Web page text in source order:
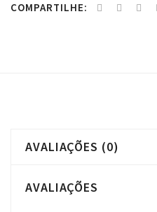
COMPARTILHE:
AVALIAÇÕES (0)
AVALIAÇÕES